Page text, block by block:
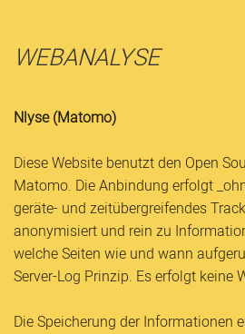
WEBANALYSE
Nlyse (Matomo)
Diese Website benutzt den Open
Matomo. Die Anbindung erfolgt
geräte- und zeitübergreifendes
anonymisiert und rein zu
welche Seiten wie und wann
Server-Log Prinzip. Es erfolgt keine
Die Speicherung der Informationen